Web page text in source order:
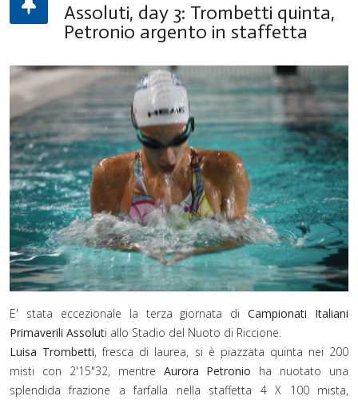
Assoluti, day 3: Trombetti quinta,
Petronio argento in staffetta
E' stata eccezionale la terza giornata diCampionati Italiani
Primaverili Assoluti allo Stadio del Nuoto di Riccione.
Luisa Trombetti, fresca di laurea, si è piazzata quinta nei 200
misti con 2'15"32, mentre Aurora Petronio ha nuotato una
splendida frazione a farfalla nella staffetta 4 X 100 mista,